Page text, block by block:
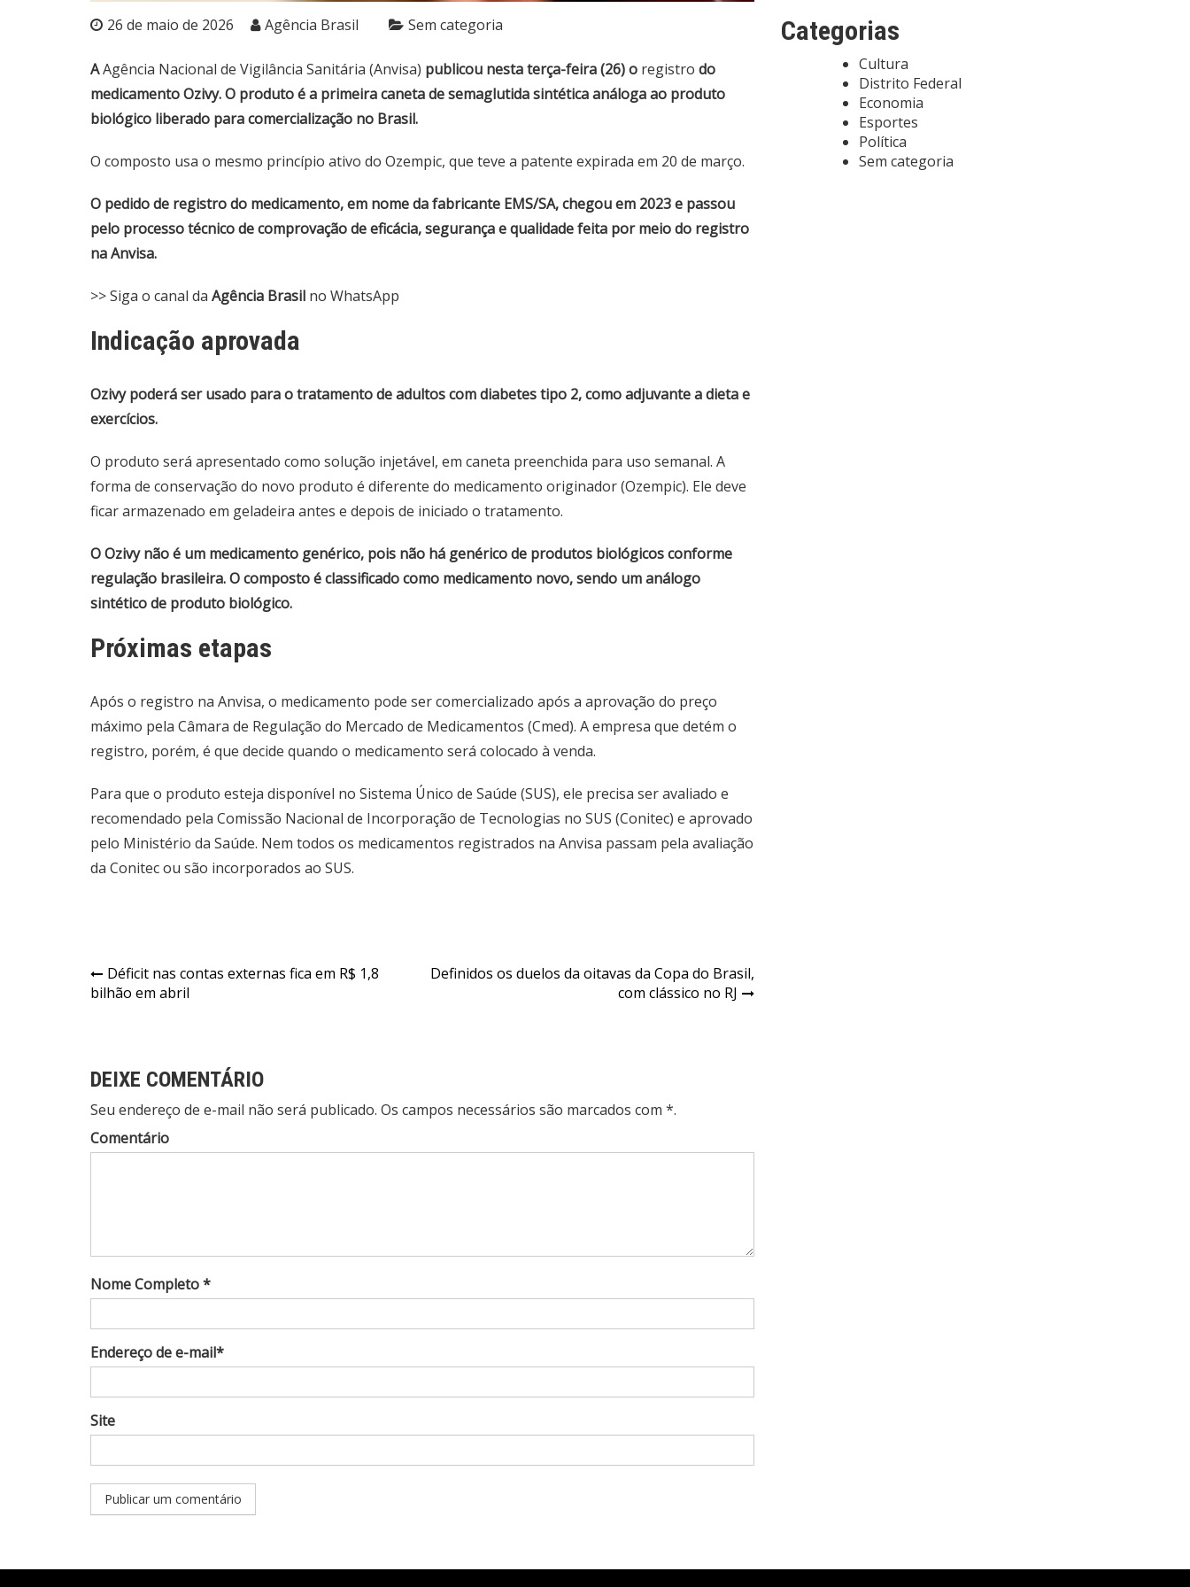
26 de maio de 2026 Agência Brasil Sem categoria
AAgência Nacional de Vigilância Sanitária (Anvisa) publicou nesta terça-feira (26) o registro do
medicamento Ozivy. O produto é a primeira caneta de semaglutida sintética análoga ao produto
biológico liberado para comercialização no Brasil.
O composto usa o mesmo princípio ativo do Ozempic, que teve a patente expirada em 20 de março.
O pedido de registro do medicamento, em nome da fabricante EMS/SA, chegou em 2023 e passou
pelo processo técnico de comprovação de eficácia, segurança e qualidade feita por meio do registro
na Anvisa.
>> Siga o canal da Agência Brasil no WhatsApp
Indicação aprovada
Ozivy poderá ser usado para o tratamento de adultos com diabetes tipo 2, como adjuvante a dieta e
exercícios.
O produto será apresentado como solução injetável, em caneta preenchida para uso semanal. A
forma de conservação do novo produto é diferente do medicamento originador (Ozempic). Ele deve
ficar armazenado em geladeira antes e depois de iniciado o tratamento.
O Ozivy não é um medicamento genérico, pois não há genérico de produtos biológicos conforme
regulação brasileira. O composto é classificado como medicamento novo, sendo um análogo
sintético de produto biológico.
Próximas etapas
Após o registro na Anvisa, o medicamento pode ser comercializado após a aprovação do preço
máximo pela Câmara de Regulação do Mercado de Medicamentos (Cmed). A empresa que detém o
registro, porém, é que decide quando o medicamento será colocado à venda.
Para que o produto esteja disponível no Sistema Único de Saúde (SUS), ele precisa ser avaliado e
recomendado pela Comissão Nacional de Incorporação de Tecnologias no SUS (Conitec) e aprovado
pelo Ministério da Saúde. Nem todos os medicamentos registrados na Anvisa passam pela avaliação
da Conitec ou são incorporados ao SUS.
Navegação
de
Déficit nas contas externas fica em R$ 1,8
bilhão em abril
Definidos os duelos da oitavas da Copa do Brasil,
com clássico no RJ
DEIXE COMENTÁRIO
Seu endereço de e-mail não será publicado. Os campos necessários são marcados com *.
Comentário
Nome Completo *
Endereço de e-mail*
Site
Categorias
Cultura
Distrito Federal
Economia
Esportes
Política
Sem categoria